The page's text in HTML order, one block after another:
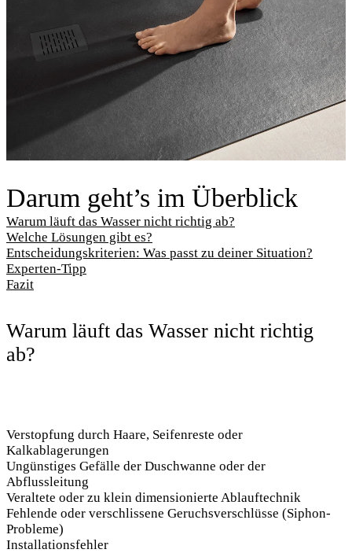
Darum geht’s im Überblick
Warum läuft das Wasser nicht richtig ab?
Welche Lösungen gibt es?
Entscheidungskriterien: Was passt zu deiner Situation?
Experten-Tipp
Fazit
Warum läuft das Wasser nicht richtig
ab?
Verstopfung durch Haare, Seifenreste oder
Kalkablagerungen
Ungünstiges Gefälle der Duschwanne oder der
Abflussleitung
Veraltete oder zu klein dimensionierte Ablauftechnik
Fehlende oder verschlissene Geruchsverschlüsse (Siphon-
Probleme)
Installationsfehler